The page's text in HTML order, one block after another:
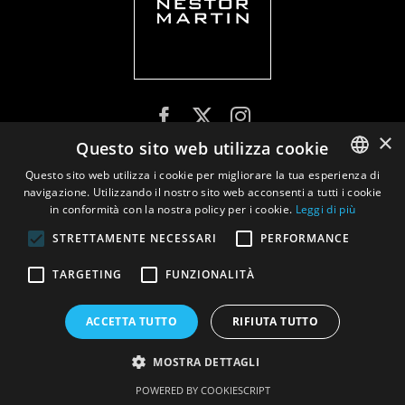
Privacy policy| Documents
ENGLISH
SPANISH
×
Questo sito web utilizza cookie
Questo sito web utilizza i cookie per migliorare la tua esperienza di
navigazione. Utilizzando il nostro sito web acconsenti a tutti i cookie
in conformità con la nostra policy per i cookie. Leggi di più
STRETTAMENTE NECESSARI
PERFORMANCE
TARGETING FUNZIONALITÀ
ACCETTA TUTTO RIFIUTA TUTTO
MOSTRA DETTAGLI
POWERED BY COOKIESCRIPT